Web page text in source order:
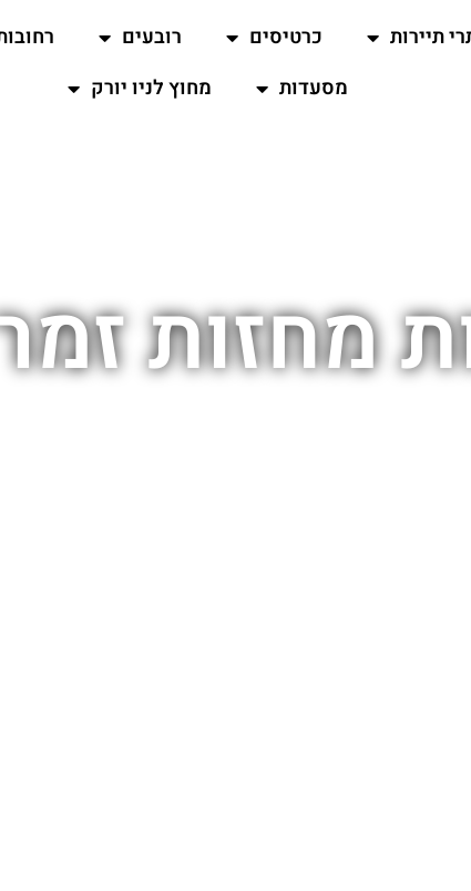
תיירות כרטיסים רובעים
מסעדות
מחוץ לניו יורק
מחזות זמר